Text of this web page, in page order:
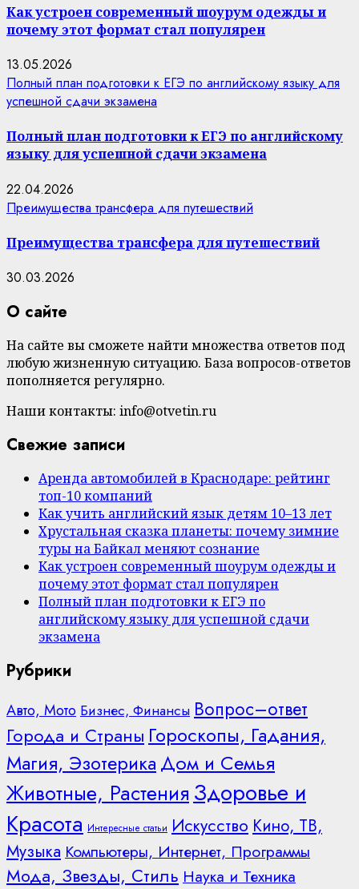
Как устроен современный шоурум одежды и
почему этот формат стал популярен
13.05.2026
Полный план подготовки к ЕГЭ по английскому языку для
успешной сдачи экзамена
Полный план подготовки к ЕГЭ по английскому
языку для успешной сдачи экзамена
22.04.2026
Преимущества трансфера для путешествий
Преимущества трансфера для путешествий
30.03.2026
О сайте
На сайте вы сможете найти множества ответов под
любую жизненную ситуацию. База вопросов-ответов
пополняется регулярно.
Наши контакты: info@otvetin.ru
Свежие записи
Аренда автомобилей в Краснодаре: рейтинг
топ-10 компаний
Как учить английский язык детям 10–13 лет
Хрустальная сказка планеты: почему зимние
туры на Байкал меняют сознание
Как устроен современный шоурум одежды и
почему этот формат стал популярен
Полный план подготовки к ЕГЭ по
английскому языку для успешной сдачи
экзамена
Рубрики
Авто, Мото Бизнес, Финансы Вопрос–ответ
Города и Страны Гороскопы, Гадания,
Магия, Эзотерика Дом и Семья
Животные, Растения Здоровье и
Красота Интересные статьи Искусство Кино, ТВ,
Музыка Компьютеры, Интернет, Программы
Мода, Звезды, Стиль Наука и Техника